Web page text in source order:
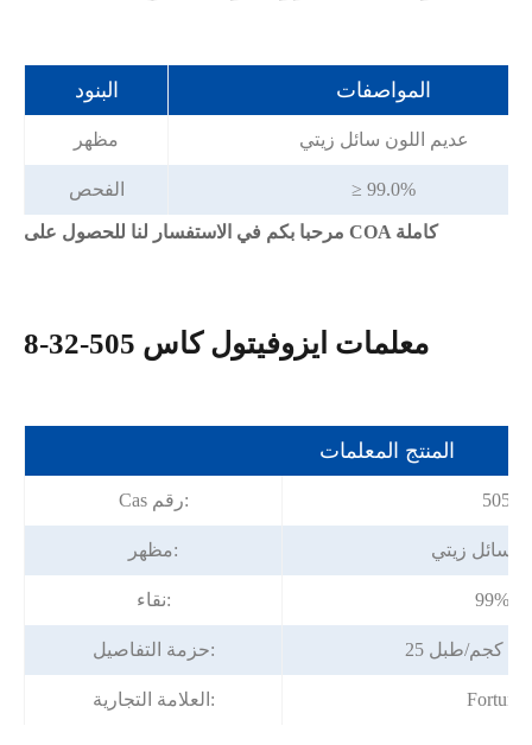
البنود المواصفات
مظهر عديم اللون سائل زيتي
الفحص ≥ 99.0%
مرحبا بكم في الاستفسار لنا للحصول على COA كاملة
معلمات ايزوفيتول كاس 505-32-8
المنتج المعلمات
Cas رقم: 505-
مظهر: سائل زيتي
نقاء:
حزمة التفاصيل:
العلامة التجارية: